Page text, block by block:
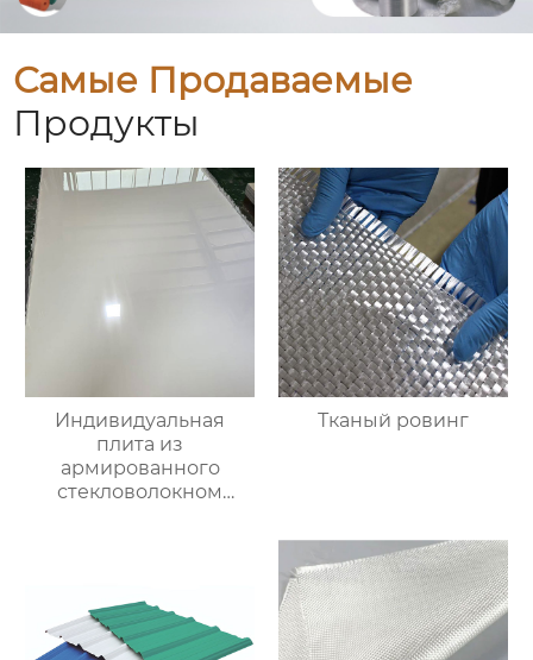
Самые Продаваемые
Продукты
Индивидуальная
плита из
армированного
стекловолокном
Тканый ровинг